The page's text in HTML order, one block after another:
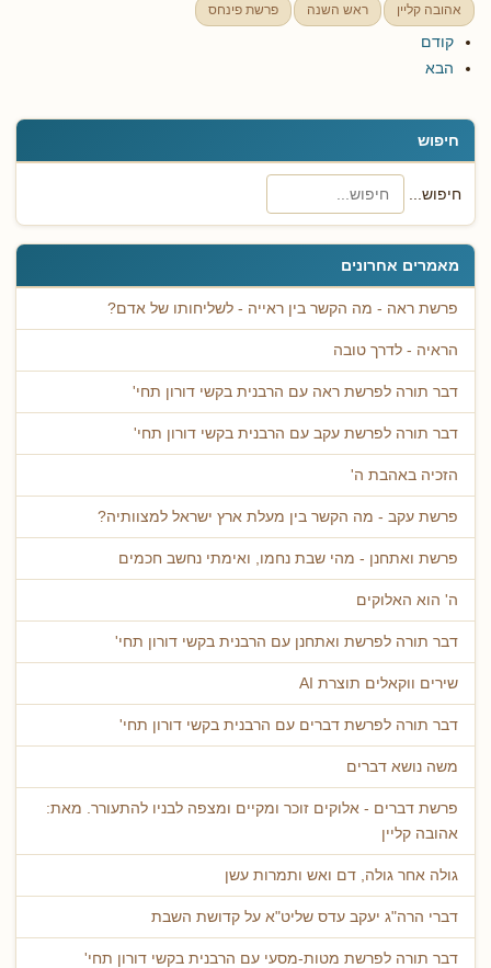
חיפוש
חיפוש...
מאמרים אחרונים
פרשת ראה - מה הקשר בין ראייה - לשליחותו של אדם?
הראיה - לדרך טובה
דבר תורה לפרשת ראה עם הרבנית בקשי דורון תחי'
דבר תורה לפרשת עקב עם הרבנית בקשי דורון תחי'
הזכיה באהבת ה'
פרשת עקב - מה הקשר בין מעלת ארץ ישראל למצוותיה?
פרשת ואתחנן - מהי שבת נחמו, ואימתי נחשב חכמים
ה' הוא האלוקים
דבר תורה לפרשת ואתחנן עם הרבנית בקשי דורון תחי'
שירים ווקאלים תוצרת AI
דבר תורה לפרשת דברים עם הרבנית בקשי דורון תחי'
משה נושא דברים
פרשת דברים - אלוקים זוכר ומקיים ומצפה לבניו להתעורר. מאת:
אהובה קליין
גולה אחר גולה, דם ואש ותמרות עשן
דברי הרה"ג יעקב עדס שליט"א על קדושת השבת
דבר תורה לפרשת מטות-מסעי עם הרבנית בקשי דורון תחי'
אהובה קליין ראש השנה פרשת פינחס
קודם
הבא